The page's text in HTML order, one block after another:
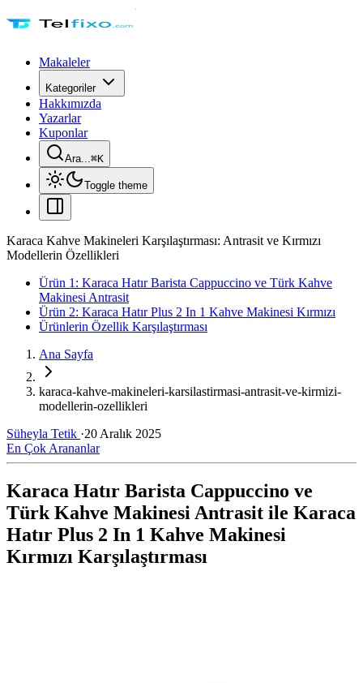
Makaleler
Kategoriler
Hakkımızda
Yazarlar
Kuponlar
Ara...⌘K
Toggle theme
Karaca Kahve Makineleri Karşılaştırması: Antrasit ve Kırmızı
Modellerin Özellikleri
Ürün 1: Karaca Hatır Barista Cappuccino ve Türk Kahve
Makinesi Antrasit
Ürün 2: Karaca Hatır Plus 2 In 1 Kahve Makinesi Kırmızı
Ürünlerin Özellik Karşılaştırması
Ana Sayfa
karaca-kahve-makineleri-karsilastirmasi-antrasit-ve-kirmizi-
modellerin-ozellikleri
Süheyla Tetik ·20 Aralık 2025
En Çok Arananlar
Karaca Hatır Barista Cappuccino ve
Türk Kahve Makinesi Antrasit ile Karaca
Hatır Plus 2 In 1 Kahve Makinesi
Kırmızı Karşılaştırması